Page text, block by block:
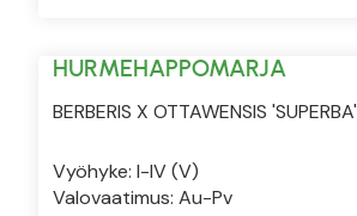
HURMEHAPPOMARJA
BERBERIS X OTTAWENSIS 'SUPERBA'
Vyöhyke: I-IV (V)
Valovaatimus: Au-Pv